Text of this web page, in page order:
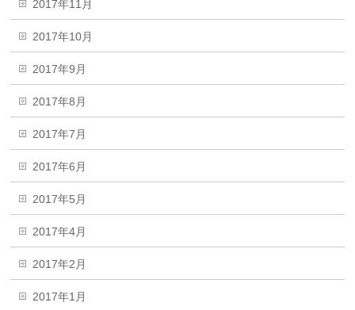
2017年11月
2017年10月
2017年9月
2017年8月
2017年7月
2017年6月
2017年5月
2017年4月
2017年2月
2017年1月